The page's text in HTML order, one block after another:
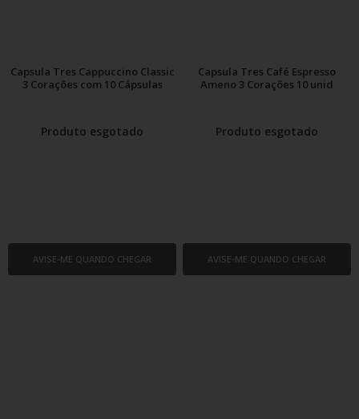
Capsula Tres Cappuccino Classic
3 Corações com 10 Cápsulas
Produto esgotado
AVISE-ME QUANDO CHEGAR
Capsula Tres Café Espresso
Ameno 3 Corações 10 unid
Produto esgotado
AVISE-ME QUANDO CHEGAR